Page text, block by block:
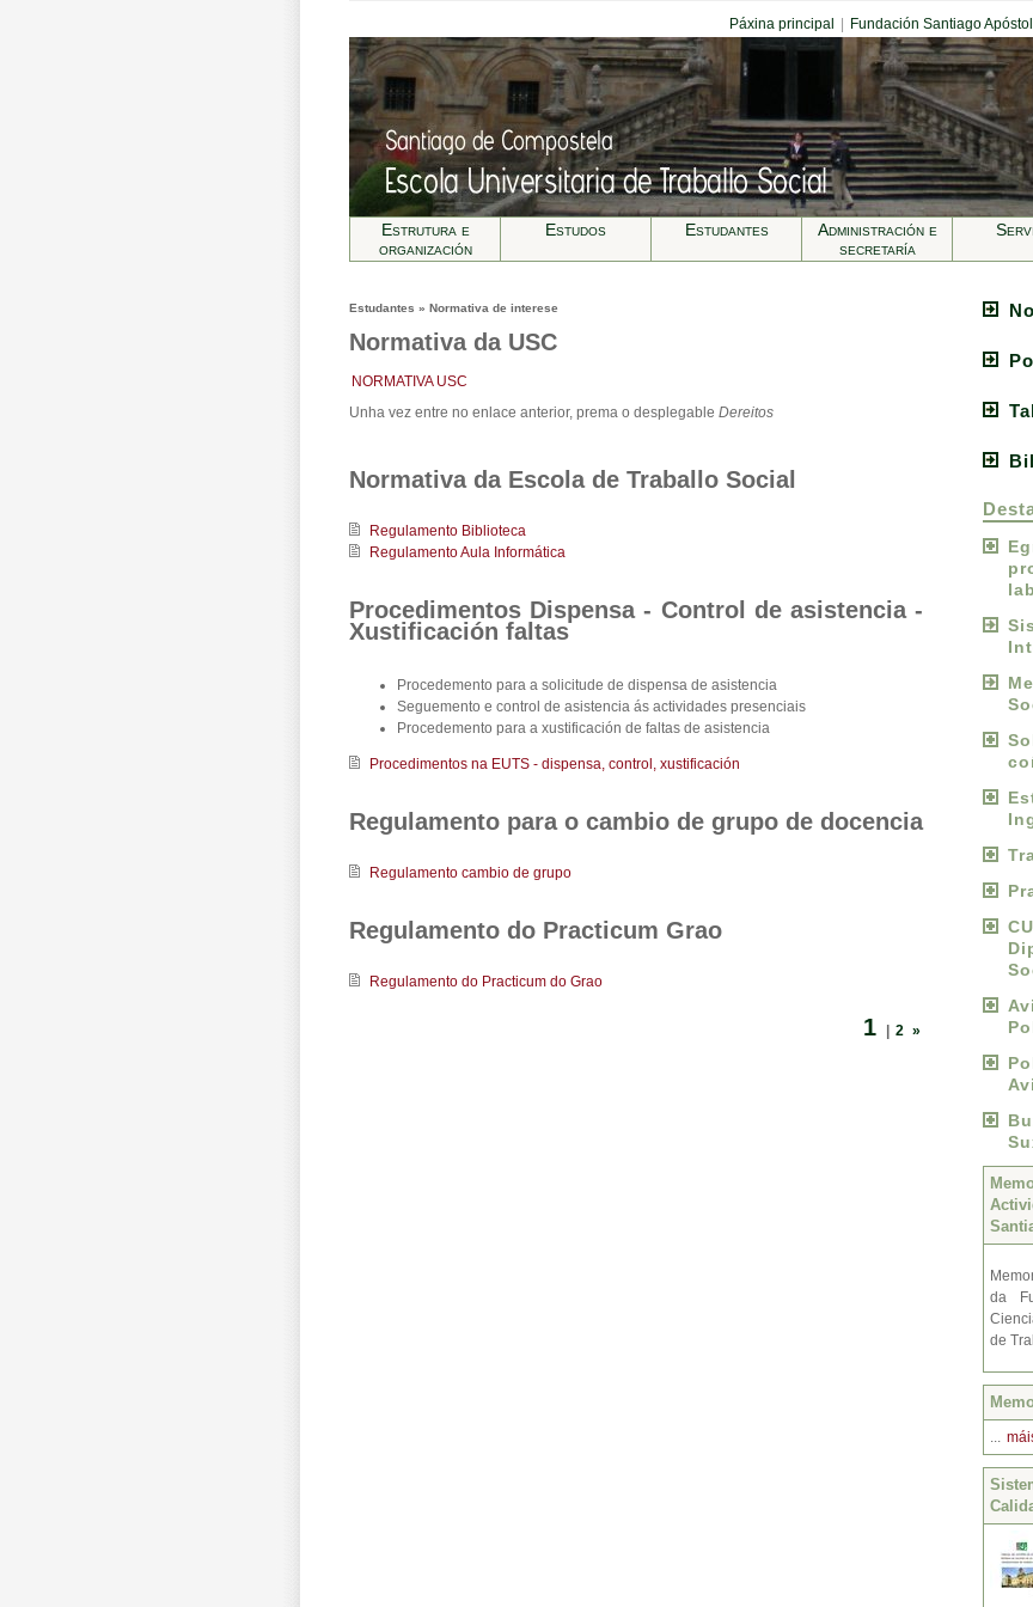
Páxina principal Fundación Santiago
Estrutura e
organización
Estudos Estudantes
Administración e
secretarí­a
Estudantes » Normativa de interese
Normativa da USC
NORMATIVA USC
Unha vez entre no enlace anterior, prema o desplegable Dereitos
Normativa da Escola de Traballo Social
Regulamento Biblioteca
Regulamento Aula Informática
Procedimentos Dispensa - Control de asistencia -
Xustificación faltas
Procedemento para a solicitude de dispensa de asistencia
Seguemento e control de asistencia ás actividades presenciais
Procedemento para a xustificación de faltas de asistencia
Procedimentos na EUTS - dispensa, control, xustificación
Regulamento para o cambio de grupo de docencia
Regulamento cambio de grupo
Regulamento do Practicum Grao
Regulamento do Practicum do Grao
1 2 »
da
de
...